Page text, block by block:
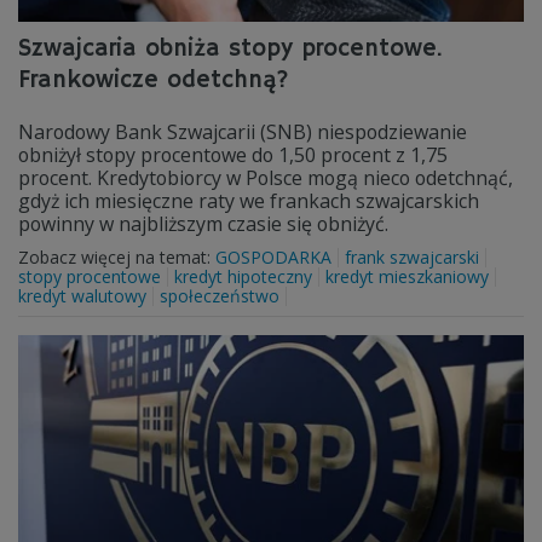
Szwajcaria obniża stopy procentowe.
Frankowicze odetchną?
Narodowy Bank Szwajcarii (SNB) niespodziewanie
obniżył stopy procentowe do 1,50 procent z 1,75
procent. Kredytobiorcy w Polsce mogą nieco odetchnąć,
gdyż ich miesięczne raty we frankach szwajcarskich
powinny w najbliższym czasie się obniżyć.
Zobacz więcej na temat: GOSPODARKA frank szwajcarski
stopy procentowe
kredyt hipoteczny
kredyt mieszkaniowy
kredyt walutowy
społeczeństwo